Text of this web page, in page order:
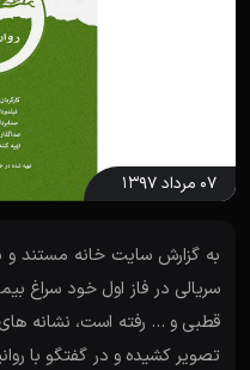
۰۷ مرداد ۱۳۹۷
به گزارش سایت خانه مستند و
سریالی در فاز اول خود سراغ
قطبی و … رفته است، نشانه های
تصویر کشیده و در گفتگو با